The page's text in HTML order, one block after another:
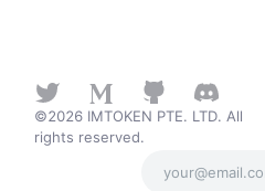
©2026 IMTOKEN PTE. LTD. All
rights reserved.